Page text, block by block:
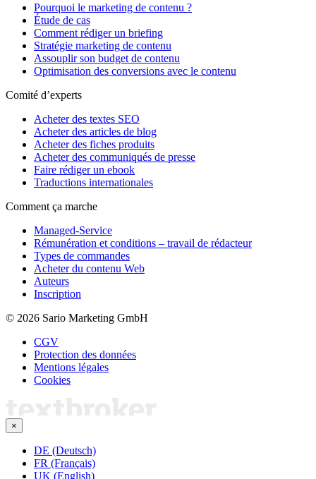
Pourquoi le marketing de contenu ?
Étude de cas
Comment rédiger un briefing
Stratégie marketing de contenu
Assouplir son budget de contenu
Optimisation des conversions avec le contenu
Comité d’experts
Acheter des textes SEO
Acheter des articles de blog
Acheter des fiches produits
Acheter des communiqués de presse
Faire rédiger un ebook
Traductions internationales
Comment ça marche
Managed-Service
Rémunération et conditions – travail de rédacteur
Types de commandes
Acheter du contenu Web
Auteurs
Inscription
© 2026 Sario Marketing GmbH
CGV
Protection des données
Mentions légales
Cookies
×
DE (Deutsch)
FR (Français)
UK (English)